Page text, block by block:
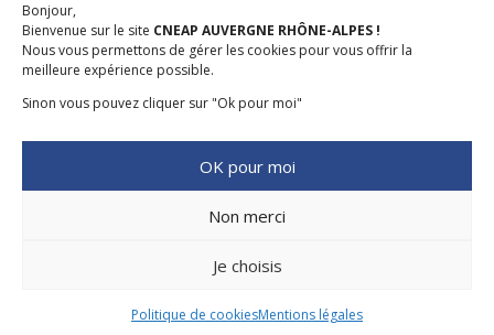
Bonjour,
Bienvenue sur le site CNEAP AUVERGNE RHÔNE-ALPES !
Nous vous permettons de gérer les cookies pour vous offrir la
meilleure expérience possible.
Sinon vous pouvez cliquer sur "Ok pour moi"
OK pour moi
Non merci
Je choisis
Politique de cookiesMentions légales
stephanie.maillot@cneap.fr
LÉGALES–POLITIQUE COOKIES